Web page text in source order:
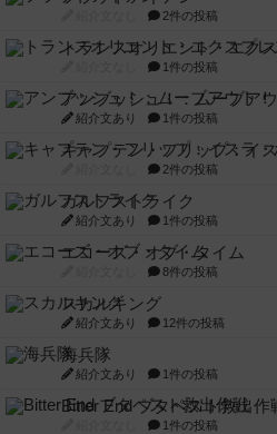
2件の投稿
トランスオリエント・エク
1件の投稿
アンブッシュ！：ムーブアウ
紹介文あり 1件の投稿
キャプテン・フリップ：イ
2件の投稿
ガルフストライク
紹介文あり 1件の投稿
エコーズ・オブ・タイム
8件の投稿
スカルキング
紹介文あり 12件の投稿
海兵隊
紹介文あり 1件の投稿
Bitter End ブタペスト救出作
1件の投稿